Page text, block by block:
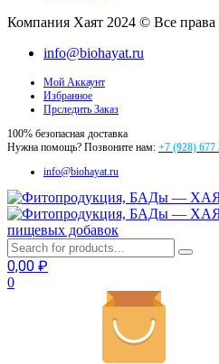
Компания Хаят 2024 © Все
info@biohayat.ru
Мой Аккаунт
Избранное
Прследить Заказ
100% безопасная доставка
Нужна помощь? Позвоните нам: +7 (928) 677
info@biohayat.ru
пищевых добавок
0,00 ₽
0